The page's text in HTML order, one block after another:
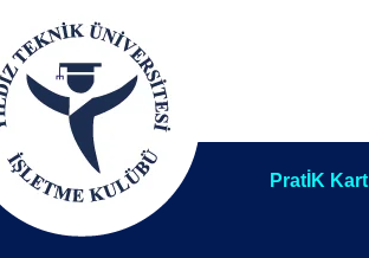
PratİK Kart